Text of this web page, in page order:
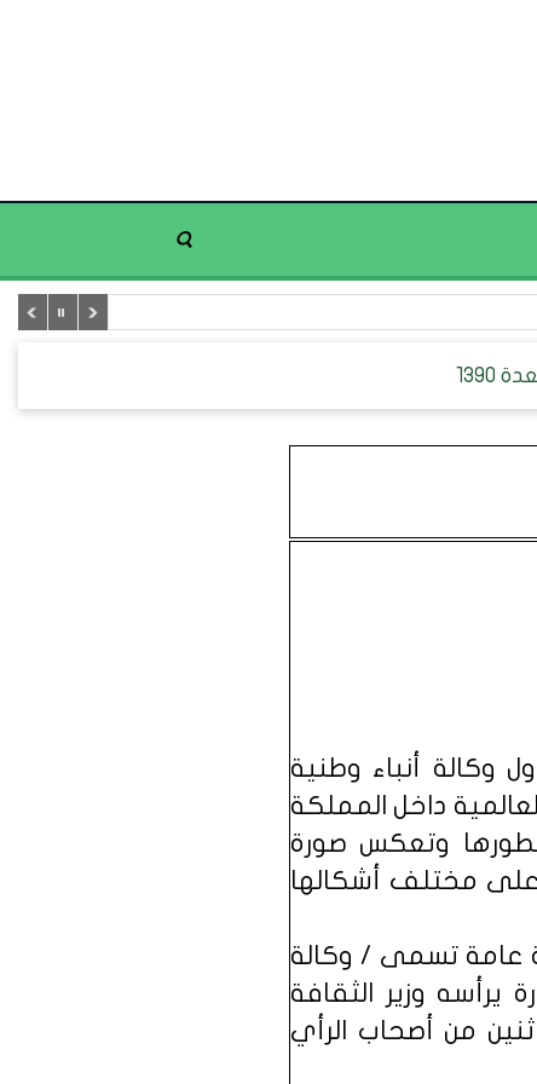
(واس) عام 1390هـ ــ 1971م، وهي أول وكالة أنباء وطنية
داخل المملكة
وتعكس صورة
على مختلف أشكالها
من مجلس الوزراء في 7 رجب 1433 إلى هيئة عامة تسمى / وكالة
يرأسه وزير الثقافة
من أصحاب الرأي